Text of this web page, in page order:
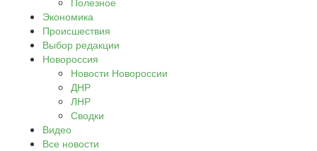
Экономика
Происшествия
Выбор редакции
Новороссия
Новости Новороссии
ДНР
ЛНР
Сводки
Видео
Все новости